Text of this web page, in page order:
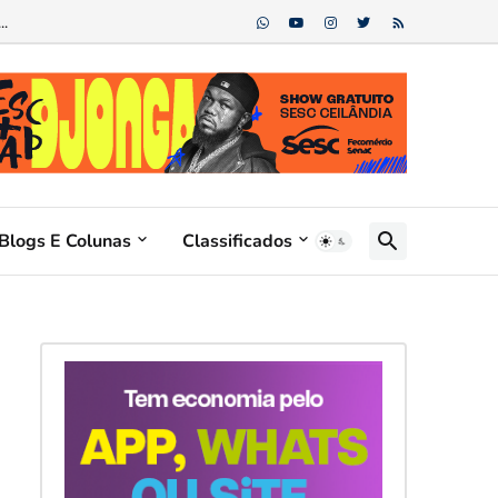
E Colunas Classificados